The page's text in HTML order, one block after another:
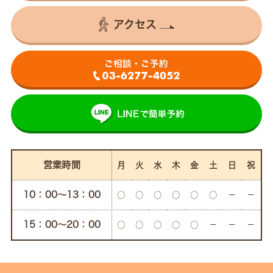
アクセス
営業時間 月 火 水 木 金 土 日 祝
10：00〜13：00 ○ ○ ○ ○ ○ ○ － －
15：00〜20：00 ○ ○ ○ ○ ○ － － －